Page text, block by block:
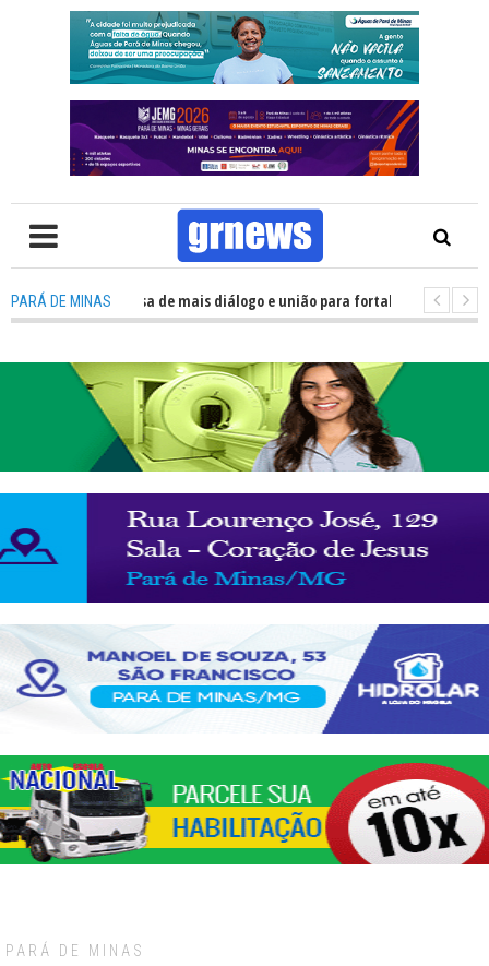
PARÁ DE MINAS
TV: Política precisa de mais diálogo e união para fortalecer Minas e Pará
PARÁ DE MINAS